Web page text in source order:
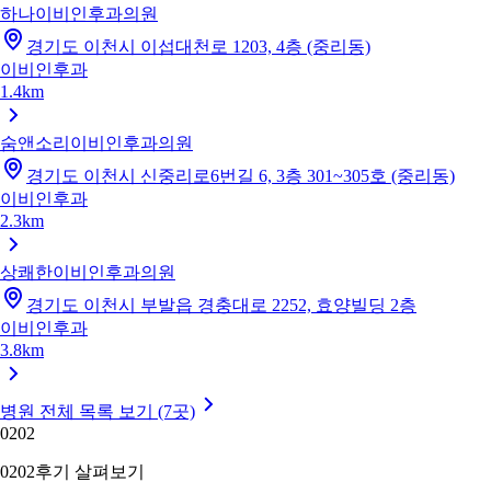
하나이비인후과의원
경기도 이천시 이섭대천로 1203, 4층 (중리동)
이비인후과
1.4km
숨앤소리이비인후과의원
경기도 이천시 신중리로6번길 6, 3층 301~305호 (중리동)
이비인후과
2.3km
상쾌한이비인후과의원
경기도 이천시 부발읍 경충대로 2252, 효양빌딩 2층
이비인후과
3.8km
병원 전체 목록 보기 (7곳)
0202
0202후기 살펴보기